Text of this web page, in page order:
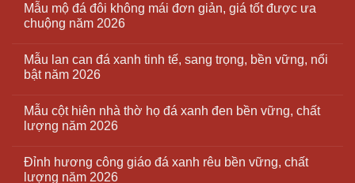
Mẫu mộ đá đôi không mái đơn giản, giá tốt được ưa
chuộng năm 2026
Mẫu lan can đá xanh tinh tế, sang trọng, bền vững, nổi
bật năm 2026
Mẫu cột hiên nhà thờ họ đá xanh đen bền vững, chất
lượng năm 2026
Đỉnh hương công giáo đá xanh rêu bền vững, chất
lượng năm 2026